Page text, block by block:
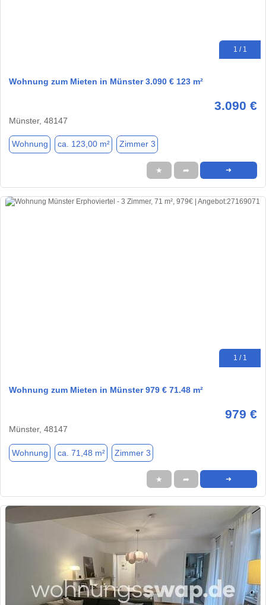
1 / 1
Wohnung zum Mieten in Münster 3.090 € 123 m²
3.090 €
Münster, 48147
Wohnung ca. 123,00 m² Zimmer 3
★ ➦ ➜
1 / 1
Wohnung zum Mieten in Münster 979 € 71.48 m²
979 €
Münster, 48147
Wohnung ca. 71,48 m² Zimmer 3
★ ➦ ➜